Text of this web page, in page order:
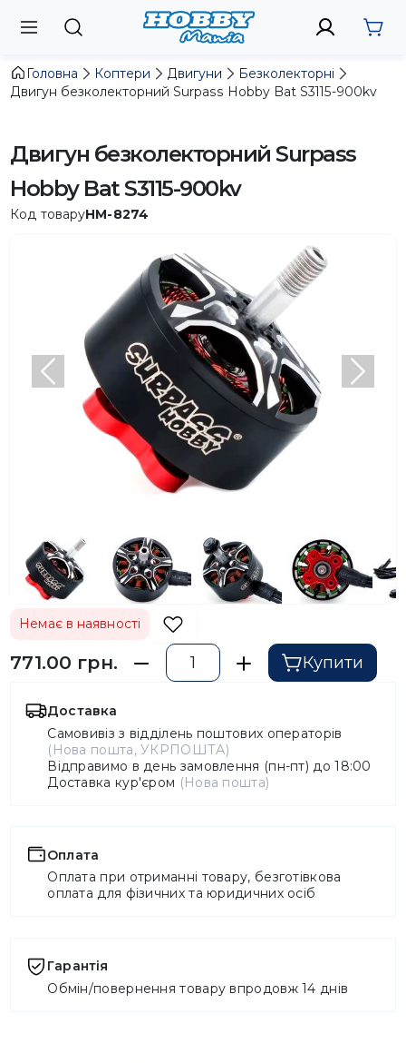
Головна Коптери Двигуни
Безколекторні
Двигун безколекторний Surpass Hobby Bat S3115-900kv
Двигун безколекторний Surpass
Hobby Bat S3115-900kv
Код товаруHM-8274
Попередній
Немає в наявності
771.00 грн. Купити
Доставка
Самовивіз з відділень поштових операторів
(Нова пошта, УКРПОШТА)
Відправимо в день замовлення (пн-пт) до 18:00
Доставка кур'єром (Нова пошта)
Оплата
Оплата при отриманні товару, безготівкова
оплата для фізичних та юридичних осіб
Гарантія
Обмін/повернення товару впродовж 14 днів